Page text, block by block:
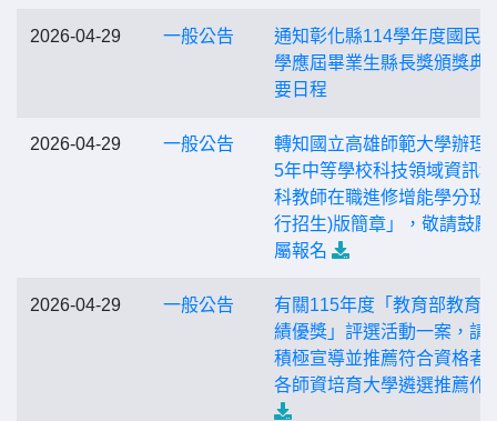
2026-04-29 一般公告
通知彰化縣114學年度國民
學應屆畢業生縣長獎頒獎典
要日程
2026-04-29 一般公告
轉知國立高雄師範大學辦理
5年中等學校科技領域資訊
科教師在職進修增能學分班(
行招生)版簡章」，敬請鼓勵
屬報名
2026-04-29 一般公告
有關115年度「教育部教育
績優獎」評選活動一案，請
積極宣導並推薦符合資格者
各師資培育大學遴選推薦作